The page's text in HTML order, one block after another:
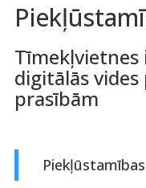
digitālās
prasībām